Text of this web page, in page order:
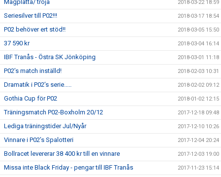
Magplatta/ tröja 2018-03-22 18:59
Seriesilver till P02!!! 2018-03-17 18:54
P02 behöver ert stöd!! 2018-03-05 15:50
37 590 kr 2018-03-04 16:14
IBF Tranås - Östra SK Jönköping 2018-03-01 11:18
P02’s match inställd! 2018-02-03 10:31
Dramatik i P02’s serie..... 2018-02-02 09:12
Gothia Cup för P02 2018-01-02 12:15
Träningsmatch P02-Boxholm 20/12 2017-12-18 09:48
Lediga träningstider Jul/Nyår 2017-12-10 10:26
Vinnare i P02’s Spalotteri 2017-12-04 20:24
Bollracet levererar 38 400 kr till en vinnare 2017-12-03 19:00
Missa inte Black Friday - pengar till IBF Tranås 2017-11-23 15:14